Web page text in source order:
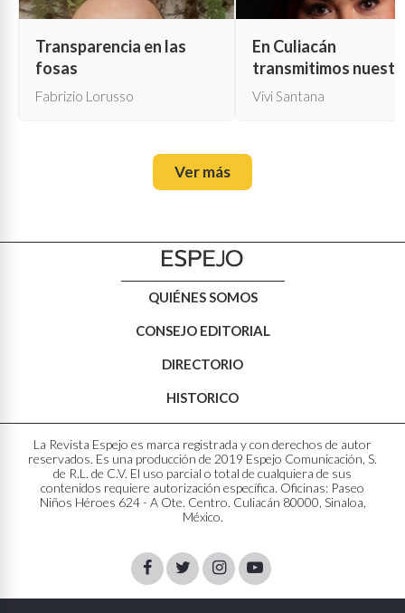
Transparencia en las
fosas
Fabrizio Lorusso
En Culiacán
transmitimos
propia muerte
Vivi Santana
Ver más
QUIÉNES SOMOS
CONSEJO EDITORIAL
DIRECTORIO
HISTORICO
La Revista Espejo es marca registrada y con derechos de autor
reservados. Es una producción de 2019 Espejo Comunicación, S.
de R.L. de C.V. El uso parcial o total de cualquiera de sus
contenidos requiere autorización específica. Oficinas: Paseo
Niños Héroes 624 - A Ote. Centro. Culiacán 80000, Sinaloa,
México.
FacebookTwitterInstagram
Youtube